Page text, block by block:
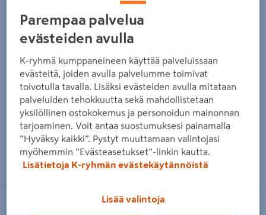
Led-kattovalaisin Cello plafondi
315mm
44,95€/kpl
44,95 €/ kpl
Lue lisää
Kattovalaisin Airam Rio led
66,90€/kpl
66,90 € / kpl
Lue lisää
300mm
Sisältää valaisinpistotulpan
Parempaa palvelua
evästeiden avulla
K-ryhmä kumppaneineen käyttää palveluissaan
evästeitä, joiden avulla palvelumme toimivat
toivotulla tavalla. Lisäksi evästeiden avulla mitataan
palveluiden tehokkuutta sekä mahdollistetaan
yksilöllinen ostokokemus ja personoidun mainonnan
tarjoaminen. Voit antaa suostumuksesi painamalla
”Hyväksy kaikki”. Pystyt muuttamaan valintojasi
myöhemmin ”Evästeasetukset”-linkin kautta.
Lisätietoja K-ryhmän evästekäytännöistä
Lisää valintoja